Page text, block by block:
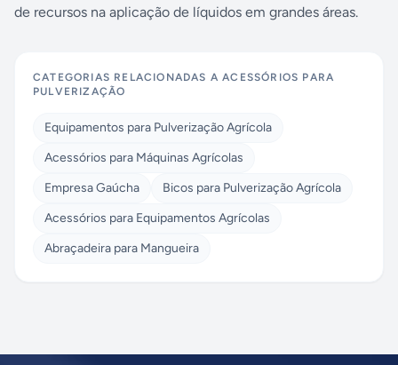
de recursos na aplicação de líquidos em grandes áreas.
CATEGORIAS RELACIONADAS AACESSÓRIOS PARA
PULVERIZAÇÃO
Equipamentos para Pulverização Agrícola
Acessórios para Máquinas Agrícolas
Empresa Gaúcha
Bicos para Pulverização Agrícola
Acessórios para Equipamentos Agrícolas
Abraçadeira para Mangueira